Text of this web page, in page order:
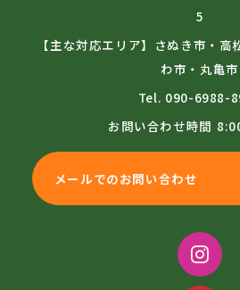
5
【主な対応エリア】さぬき市・
わ市・丸亀市
Tel. 090-6988-
お問い合わせ時間
メールでのお問い合わせ